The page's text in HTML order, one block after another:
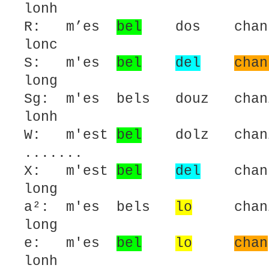
lonh
R: m’es bel dos chans
lonc
S: m'es bel del
long
Sg: m'es bels douz
lonh
W: m'est bel dolz
.......
X: m'est bel del
long
a²: m'es bels
lo
long
e: m'es bel lo chan
lonh